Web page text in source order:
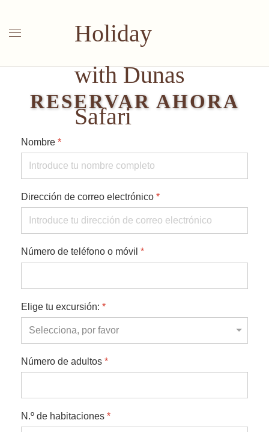
Skip to main content
RESERVAR AHORA
Nombre *
Dirección de correo electrónico *
Número de teléfono o móvil *
Elige tu excursión: *
Número de adultos *
N.º de habitaciones *